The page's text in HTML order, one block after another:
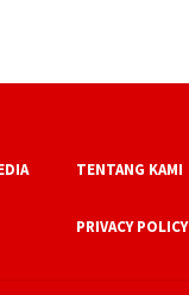
TENTANG KAMI
PRIVACY POLICY